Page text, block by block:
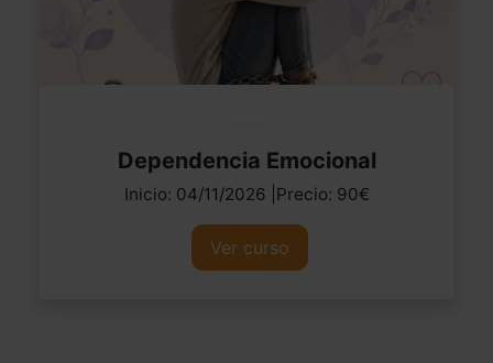
Dependencia Emocional
Inicio: 04/11/2026 |Precio: 90€
Ver curso